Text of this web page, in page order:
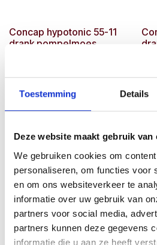
Toestemming Details
Deze website maakt gebruik van
We gebruiken cookies om
personaliseren, om functies voor
en om ons websiteverkeer te
informatie over uw gebruik van
partners voor social media,
partners kunnen deze gegevens
informatie die u aan ze heeft
Concap hypotonic 55-11
drank pompelmoes
Concap isotonic
Concap isotonic
drankpoeder orange
10,75€21,50€